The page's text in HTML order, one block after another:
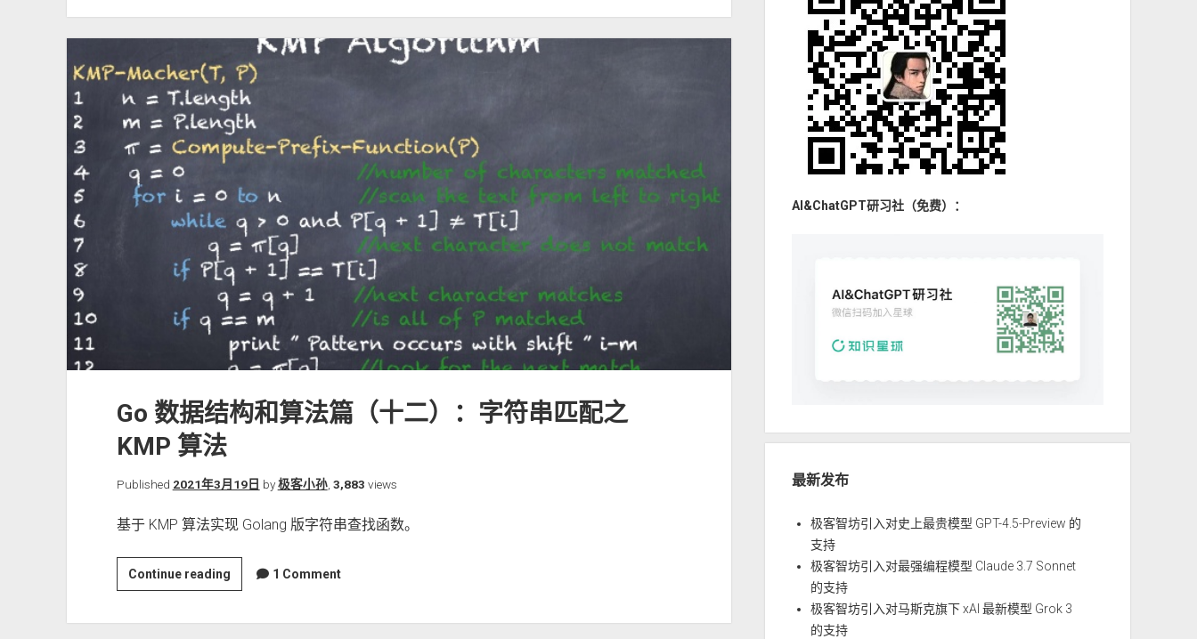
和
算
法
篇
（十
字
符
串
匹
配
Trie
树
Go 数据结构和算法篇（十二）：字符串匹配之
KMP 算法
Published 2021年3月19日 by极客小孙, 3,883 views
基于 KMP 算法实现 Golang 版字符串查找函数。
Continue readingGo
数
1 Comment
AI&ChatGPT研习社（免费）：
最新发布
极客智坊引入对史上最贵模型 GPT-4.5-Preview 的
支持
极客智坊引入对最强编程模型 Claude 3.7 Sonnet
的支持
极客智坊引入对马斯克旗下 xAI 最新模型 Grok 3
的支持